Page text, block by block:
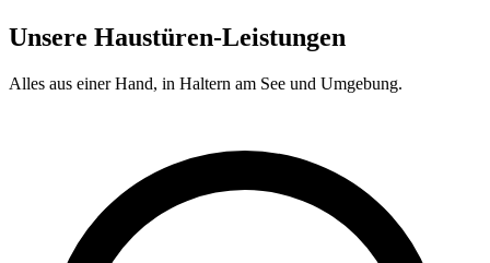
Unsere Haustüren-Leistungen
Alles aus einer Hand, in Haltern am See und Umgebung.